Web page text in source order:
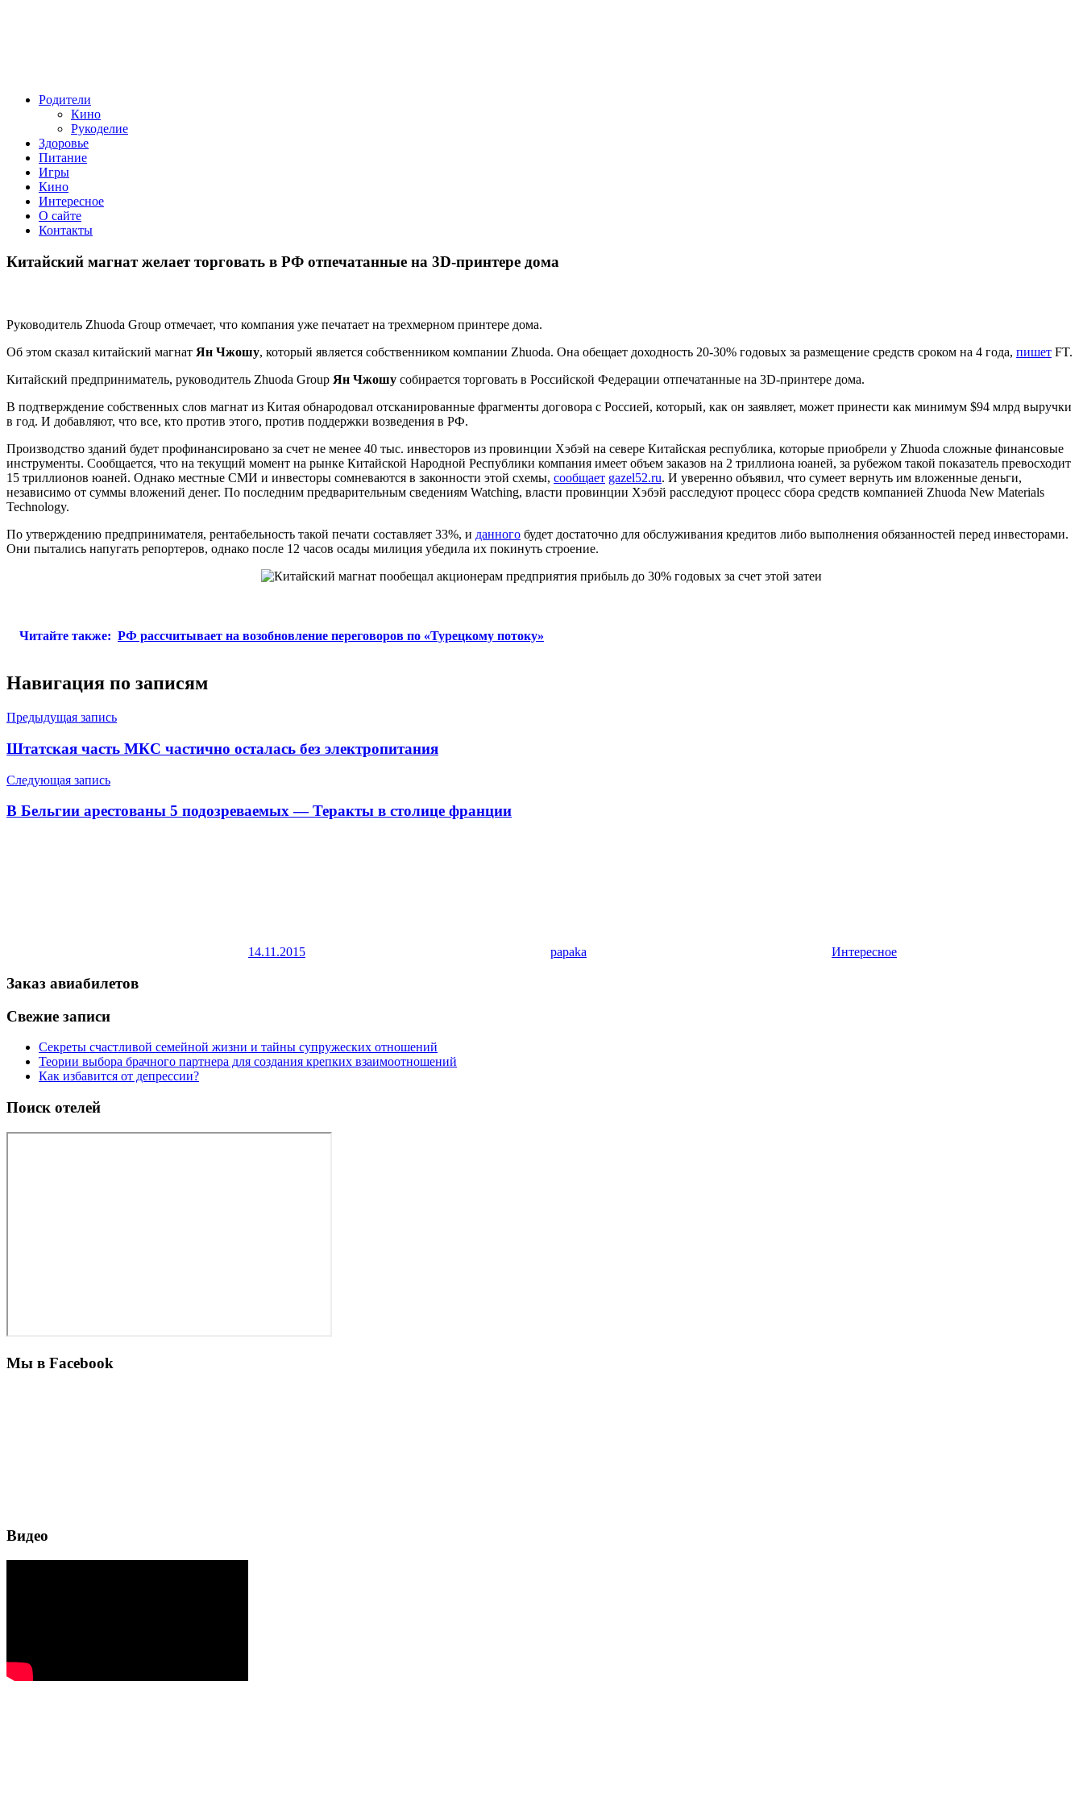
Родители
Кино
Рукоделие
Здоровье
Питание
Игры
Кино
Интересное
О сайте
Контакты
Китайский магнат желает торговать в РФ отпечатанные на 3D-принтере дома
Руководитель Zhuoda Group отмечает, что компания уже печатает на трехмерном принтере дома.
Об этом сказал китайский магнат Ян Чжошу, который является собственником компании Zhuoda. Она обещает доходность 20-30% годовых за размещение средств сроком на 4 года, пишет FT.
Китайский предприниматель, руководитель Zhuoda Group Ян Чжошу собирается торговать в Российской Федерации отпечатанные на 3D-принтере дома.
В подтверждение собственных слов магнат из Китая обнародовал отсканированные фрагменты договора с Россией, который, как он заявляет, может принести как минимум $94 млрд выручки
в год. И добавляют, что все, кто против этого, против поддержки возведения в РФ.
Производство зданий будет профинансировано за счет не менее 40 тыс. инвесторов из провинции Хэбэй на севере Китайская республика, которые приобрели у Zhuoda сложные финансовые
инструменты. Сообщается, что на текущий момент на рынке Китайской Народной Республики компания имеет объем заказов на 2 триллиона юаней, за рубежом такой показатель превосходит
15 триллионов юаней. Однако местные СМИ и инвесторы сомневаются в законности этой схемы, сообщает gazel52.ru. И уверенно объявил, что сумеет вернуть им вложенные деньги,
независимо от суммы вложений денег. По последним предварительным сведениям Watching, власти провинции Хэбэй расследуют процесс сбора средств компанией Zhuoda New Materials
Technology.
По утверждению предпринимателя, рентабельность такой печати составляет 33%, и данного будет достаточно для обслуживания кредитов либо выполнения обязанностей перед инвесторами.
Они пытались напугать репортеров, однако после 12 часов осады милиция убедила их покинуть строение.
Читайте также: РФ рассчитывает на возобновление переговоров по «Турецкому потоку»
Навигация по записям
Предыдущая запись
Штатская часть МКС частично осталась без электропитания
Следующая запись
В Бельгии арестованы 5 подозреваемых — Теракты в столице франции
14.11.2015 papaka Интересное
Заказ авиабилетов
Свежие записи
Секреты счастливой семейной жизни и тайны супружеских отношений
Теории выбора брачного партнера для создания крепких взаимоотношений
Как избавится от депрессии?
Поиск отелей
Мы в Facebook
Видео